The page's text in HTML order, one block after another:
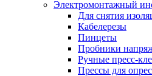
Электромонтажный
Для снятия
Кабелерезы
Пинцеты
Пробники
Ручные пресс-
Прессы для